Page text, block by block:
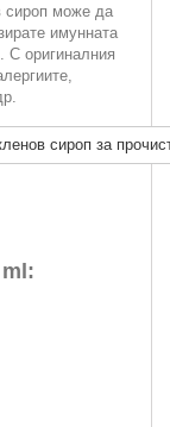
сироп може да
имунната
С оригиналния
сироп за